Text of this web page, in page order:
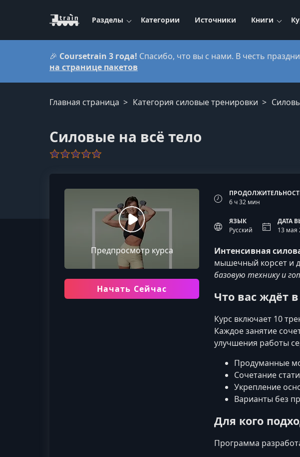
Разделы Категории Источники Книги
🎉 Coursetrain 3 года! Спасибо, что вы с нами. В честь
на странице пакетов
Главная страница Категория силовые тренировки
Силовые на всё тело
Предпросмотр курса
Начать Сейчас
6 ч 32 мин
ЯЗЫК
Русский
ДАТА
13 мая
Интенсивная
мышечный корсет и
базовую технику и
Что вас ждёт
Курс включает 10
Каждое занятие
улучшения работы
Продуманные
Сочетание
Укрепление
Варианты без
Для кого
Программа